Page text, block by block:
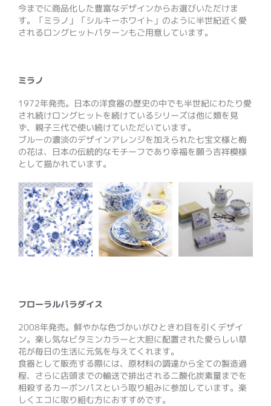
今までに商品化した豊富なデザインからお選びいただけま
す。「ミラノ」「シルキーホワイト」のように半世紀近く愛
されるロングヒットパターンもご用意しています。
ミラノ
1972年発売。日本の洋食器の歴史の中でも半世紀にわたり愛
され続けロングヒットを続けているシリーズは他に類を見
ず、親子三代で使い続けていただいています。
ブルーの濃淡のデザインアレンジを加えられた七宝文様と梅
の花は、日本の伝統的なモチーフであり幸福を願う吉祥模様
として描かれています。
フローラルパラダイス
2008年発売。鮮やかな色づかいがひときわ目を引くデザイ
ン。楽し気なビタミンカラーと大胆に配置された愛らしい草
花が毎日の生活に元気を与えてくれます。
食器として販売する際には、原材料の調達から全ての製造過
程、さらに店頭までの輸送で排出される二酸化炭素量までを
相殺するカーボンパスという取り組みに参加しています。楽
しくエコに取り組む方におすすめです。